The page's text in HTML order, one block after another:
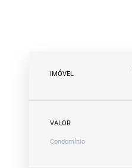
IMÓVEL
VALOR
Condomínio